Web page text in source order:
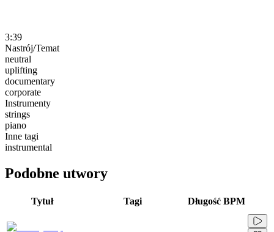
3:39
Nastrój/Temat
neutral
uplifting
documentary
corporate
Instrumenty
strings
piano
Inne tagi
instrumental
Podobne utwory
Tytuł Tagi Długość BPM